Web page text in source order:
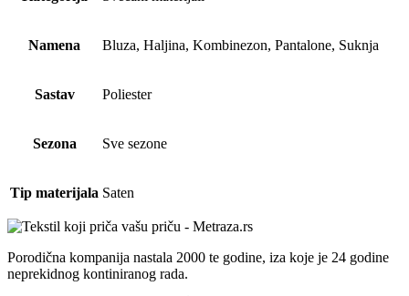
Namena Bluza, Haljina, Kombinezon, Pantalone, Suknja
Sastav Poliester
Sezona Sve sezone
Tip materijala Saten
Porodična kompanija nastala 2000 te godine, iza koje je 24 godine
neprekidnog kontiniranog rada.